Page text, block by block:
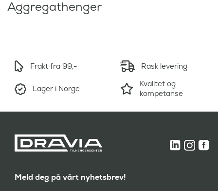
Aggregathenger
Frakt fra 99,- Rask levering
Lager i Norge
Kvalitet og
kompetanse
Meld deg på vårt nyhetsbrev!